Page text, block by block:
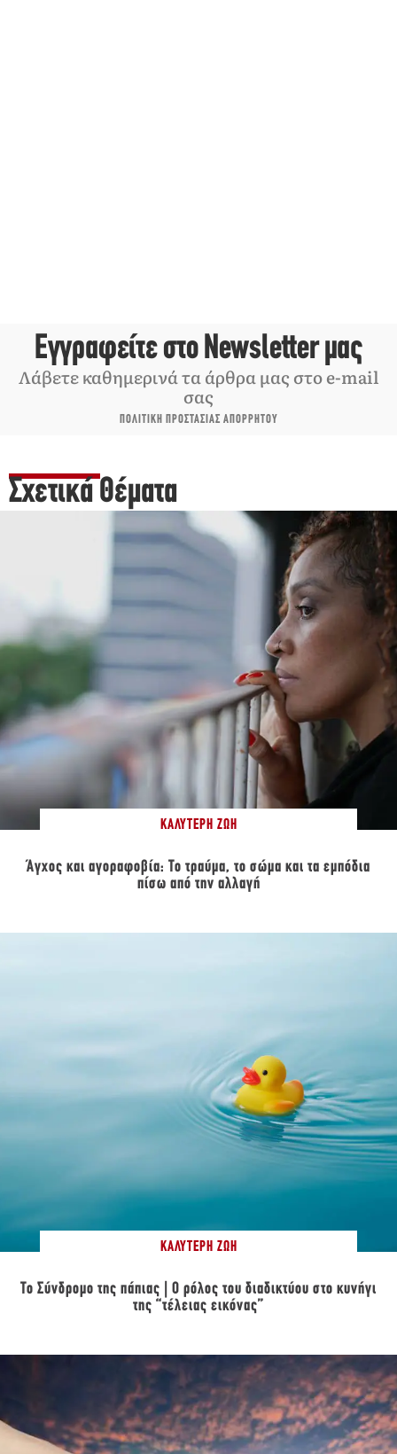
Εγγραφείτε στο Newsletter μας
Λάβετε καθημερινά τα άρθρα μας στο e-mail
σας
ΠΟΛΙΤΙΚΗ ΠΡΟΣΤΑΣΙΑΣ ΑΠΟΡΡΗΤΟΥ
Σχετικά Θέματα
ΚΑΛΎΤΕΡΗ ΖΩΉ
Άγχος και αγοραφοβία: Το τραύμα, το σώμα και τα εμπόδια
πίσω από την αλλαγή
ΚΑΛΎΤΕΡΗ ΖΩΉ
Το Σύνδρομο της πάπιας | Ο ρόλος του διαδικτύου στο κυνήγι
της “τέλειας εικόνας”